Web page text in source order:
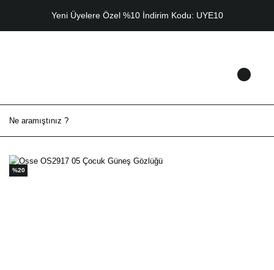
Yeni Üyelere Özel %10 İndirim Kodu: UYE10
%20